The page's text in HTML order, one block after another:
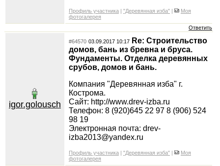
Профиль участника| "Деревянная изба"|
Моя
фотогалерея
Ответить
igor.golousch
#64570 03.09.2017 10:17Re: Строительство
домов, бань из бревна и бруса.
Фундаменты. Отделка деревянных
срубов, домов и бань.
Компания "Деревянная изба" г.
Кострома.
Сайт: http://www.drev-izba.ru
Телефон: 8 (920)645 22 97 8 (906) 524
98 19
Электронная почта: drev-
izba2013@yandex.ru
Профиль участника| "Деревянная изба"|
Моя
фотогалерея